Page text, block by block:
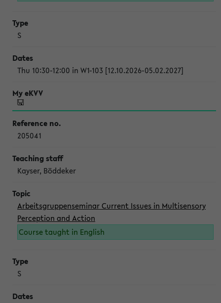
S
Thu 10:30-12:00 in W1-103 [12.10.2026-05.02.2027]
205041
Kayser, Böddeker
Arbeitsgruppenseminar Current Issues in Multisensory
Perception and Action
Course taught in English
S